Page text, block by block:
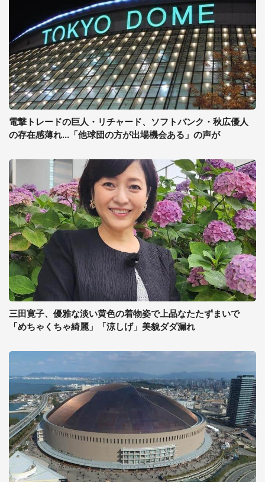
電撃トレードの巨人・リチャード、ソフトバンク・秋広優人
の存在感薄れ...「他球団の方が出場機会ある」の声が
三田寛子、優雅な淡い黄色の着物姿で上品なたたずまいで
「めちゃくちゃ綺麗」「涼しげ」美貌ダダ漏れ